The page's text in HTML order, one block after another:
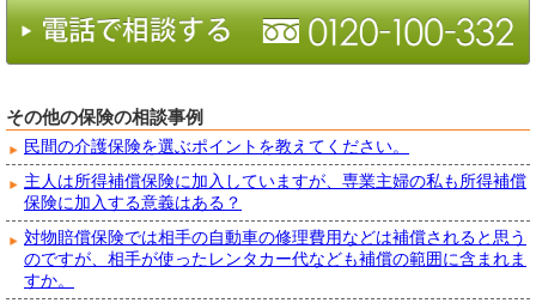
その他の保険の相談事例
民間の介護保険を選ぶポイントを教えてください。
主人は所得補償保険に加入していますが、専業主婦の私も所得補償
保険に加入する意義はある？
対物賠償保険では相手の自動車の修理費用などは補償されると思う
のですが、相手が使ったレンタカー代なども補償の範囲に含まれま
すか。